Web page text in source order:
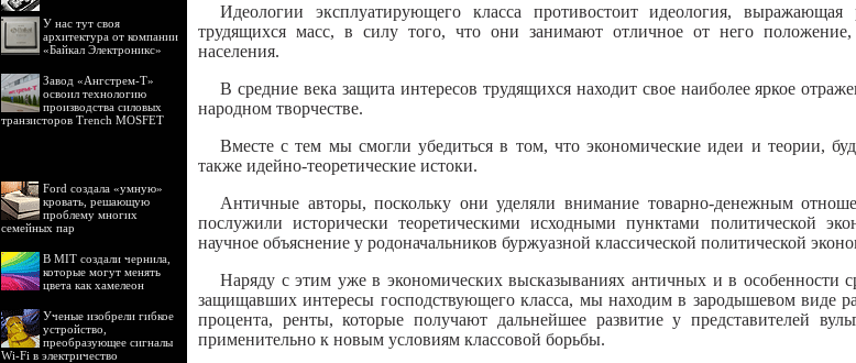
У нас тут своя
архитектура от компании
«Байкал Электроникс»
Завод «Ангстрем-Т»
освоил технологию
производства силовых
транзисторов Trench MOSFET
Ford создала «умную»
кровать, решающую
проблему многих
семейных пар
В MIT создали чернила,
которые могут менять
цвета как хамелеон
Ученые изобрели гибкое
устройство,
преобразующее сигналы
Wi-Fi в электричество
Идеологии эксплуатирующего класса противостоит идеология, выражающая
трудящихся масс, в силу того, что они занимают отличное от него положение,
населения.
В средние века защита интересов трудящихся находит свое наиболее яркое
народном творчестве.
Вместе с тем мы смогли убедиться в том, что экономические идеи и теории,
также идейно-теоретические истоки.
Античные авторы, поскольку они уделяли внимание товарно-денежным
послужили исторически теоретическими исходными пунктами политической
научное объяснение у родоначальников буржуазной классической политической
Наряду с этим уже в экономических высказываниях античных и в особенности
защищавших интересы господствующего класса, мы находим в зародышевом виде
процента, ренты, которые получают дальнейшее развитие у представителей
применительно к новым условиям классовой борьбы.